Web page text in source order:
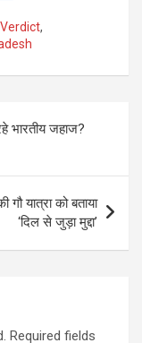
h
ar
e
,
भारतीय जहाज?
गौ यात्रा को बताया
‘दिल से जुड़ा मुद्दा’
Required fields